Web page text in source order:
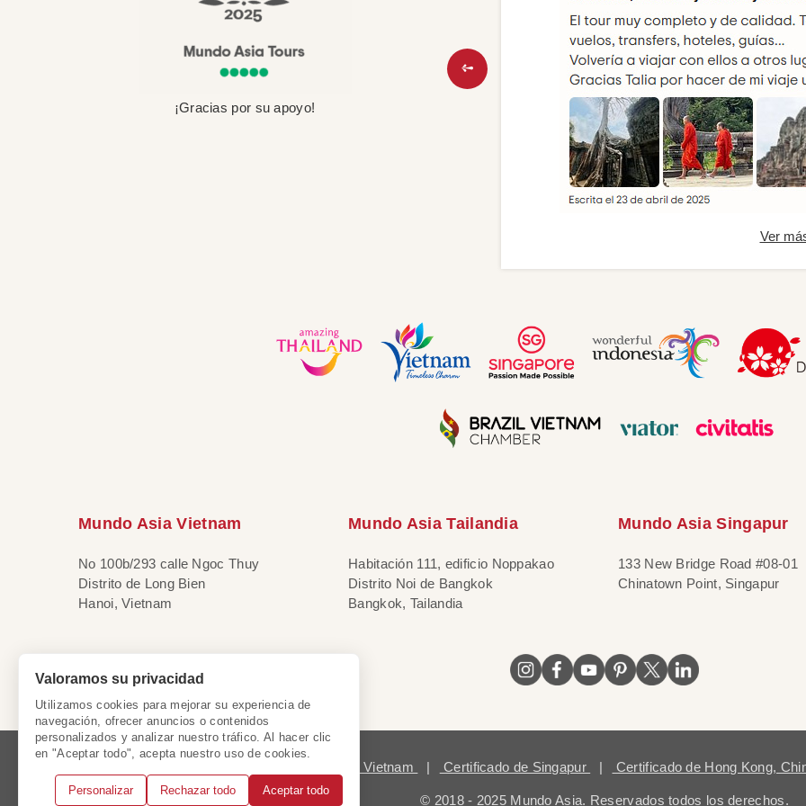
¡Gracias por su apoyo!
Ver
Mundo Asia Vietnam
No 100b/293 calle Ngoc Thuy
Distrito de Long Bien
Hanoi, Vietnam
Mundo Asia Tailandia
Habitación 111, edificio Noppakao
Distrito Noi de Bangkok
Bangkok, Tailandia
Mundo Asia Singapur
133 New Bridge Road #08-01
Chinatown Point, Singapur
Licencia de Vietnam | Certificado de Singapur | Certificado de Hong Kong,
© 2018 - 2025 Mundo Asia. Reservados todos los derechos.
Valoramos su privacidad
Utilizamos cookies para mejorar su experiencia de
navegación, ofrecer anuncios o contenidos
personalizados y analizar nuestro tráfico. Al hacer clic
en "Aceptar todo", acepta nuestro uso de cookies.
Personalizar Rechazar todo Aceptar todo